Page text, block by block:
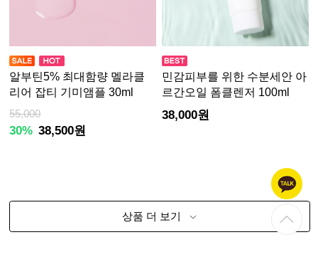
알부틴5% 최대함량 멜라클
리어 잡티 기미앰플 30ml
55,000
30% 38,500원
민감피부를 위한 수분세안 아
르간오일 폼클렌저 100ml
38,000원
상품 더 보기